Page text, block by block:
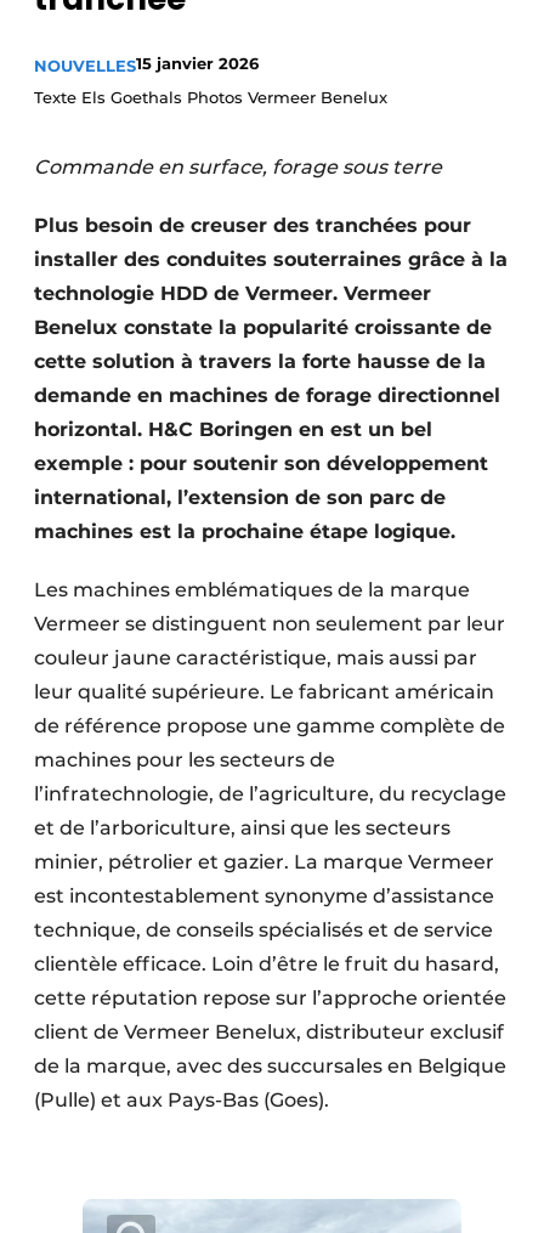
Video’s
Contrôle d’accès
Éclairage
Fondations
Façades
Géotextiles
Infrastructures souterraines et égouttage
Rénovation
Sécurité incendie
Software
Techniques ferroviaires
Travaux ferroviaires
NOUVELLES15 janvier 2026
Texte Els Goethals Photos Vermeer Benelux
Commande en surface, forage sous terre
Plus besoin de creuser des tranchées pour
installer des conduites souterraines grâce à la
technologie HDD de Vermeer. Vermeer
Benelux constate la popularité croissante de
cette solution à travers la forte hausse de la
demande en machines de forage directionnel
horizontal. H&C Boringen en est un bel
exemple : pour soutenir son développement
international, l’extension de son parc de
machines est la prochaine étape logique.
Les machines emblématiques de la marque
Vermeer se distinguent non seulement par leur
couleur jaune caractéristique, mais aussi par
leur qualité supérieure. Le fabricant américain
de référence propose une gamme complète de
machines pour les secteurs de
l’infratechnologie, de l’agriculture, du recyclage
et de l’arboriculture, ainsi que les secteurs
minier, pétrolier et gazier. La marque Vermeer
est incontestablement synonyme d’assistance
technique, de conseils spécialisés et de service
clientèle efficace. Loin d’être le fruit du hasard,
cette réputation repose sur l’approche orientée
client de Vermeer Benelux, distributeur exclusif
de la marque, avec des succursales en Belgique
(Pulle) et aux Pays-Bas (Goes).